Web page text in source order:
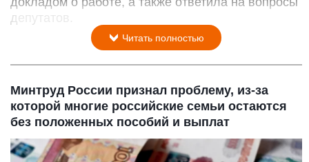
депутатов.
Читать полностью
Минтруд России признал проблему, из-за
которой многие российские семьи остаются
без положенных пособий и выплат